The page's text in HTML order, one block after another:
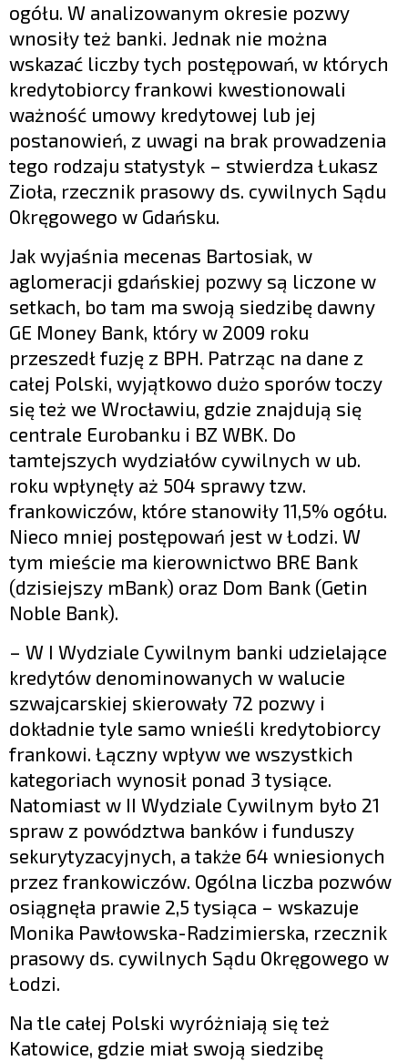
ogółu. W analizowanym okresie pozwy
wnosiły też banki. Jednak nie można
wskazać liczby tych postępowań, w których
kredytobiorcy frankowi kwestionowali
ważność umowy kredytowej lub jej
postanowień, z uwagi na brak prowadzenia
tego rodzaju statystyk – stwierdza Łukasz
Zioła, rzecznik prasowy ds. cywilnych Sądu
Okręgowego w Gdańsku.
Jak wyjaśnia mecenas Bartosiak, w
aglomeracji gdańskiej pozwy są liczone w
setkach, bo tam ma swoją siedzibę dawny
GE Money Bank, który w 2009 roku
przeszedł fuzję z BPH. Patrząc na dane z
całej Polski, wyjątkowo dużo sporów toczy
się też we Wrocławiu, gdzie znajdują się
centrale Eurobanku i BZ WBK. Do
tamtejszych wydziałów cywilnych w ub.
roku wpłynęły aż 504 sprawy tzw.
frankowiczów, które stanowiły 11,5% ogółu.
Nieco mniej postępowań jest w Łodzi. W
tym mieście ma kierownictwo BRE Bank
(dzisiejszy mBank) oraz Dom Bank (Getin
Noble Bank).
– W I Wydziale Cywilnym banki udzielające
kredytów denominowanych w walucie
szwajcarskiej skierowały 72 pozwy i
dokładnie tyle samo wnieśli kredytobiorcy
frankowi. Łączny wpływ we wszystkich
kategoriach wynosił ponad 3 tysiące.
Natomiast w II Wydziale Cywilnym było 21
spraw z powództwa banków i funduszy
sekurytyzacyjnych, a także 64 wniesionych
przez frankowiczów. Ogólna liczba pozwów
osiągnęła prawie 2,5 tysiąca – wskazuje
Monika Pawłowska-Radzimierska, rzecznik
prasowy ds. cywilnych Sądu Okręgowego w
Łodzi.
Na tle całej Polski wyróżniają się też
Katowice, gdzie miał swoją siedzibę